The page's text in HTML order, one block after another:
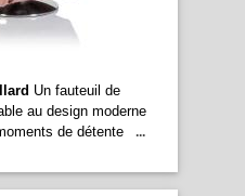
Un fauteuil de
au design moderne
de détente
...